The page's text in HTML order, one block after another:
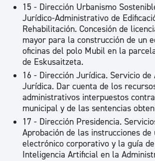
15 - Dirección Urbanismo
Jurídico-Administrativo de
Rehabilitación. Concesión de
mayor para la construcción de un
oficinas del polo Mubil en la
de Eskusaitzeta.
16 - Dirección Jurídica. Servicio de
Jurídica. Dar cuenta de los
administrativos interpuestos
municipal y de las sentencias
17 - Dirección Presidencia.
Aprobación de las instrucciones
electrónico corporativo y la guía
Inteligencia Artificial en la